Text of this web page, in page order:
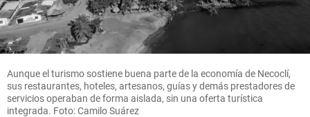
Aunque el turismo sostiene buena parte de la economía de Necoclí,
sus restaurantes, hoteles, artesanos, guías y demás prestadores de
servicios operaban de forma aislada, sin una oferta turística
integrada. Foto: Camilo Suárez